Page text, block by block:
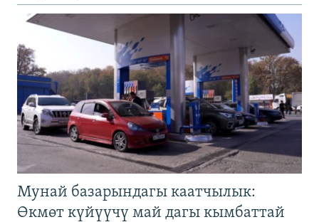
Мунай базарындагы каатчылык:
Өкмөт күйүүчү май дагы кымбаттай